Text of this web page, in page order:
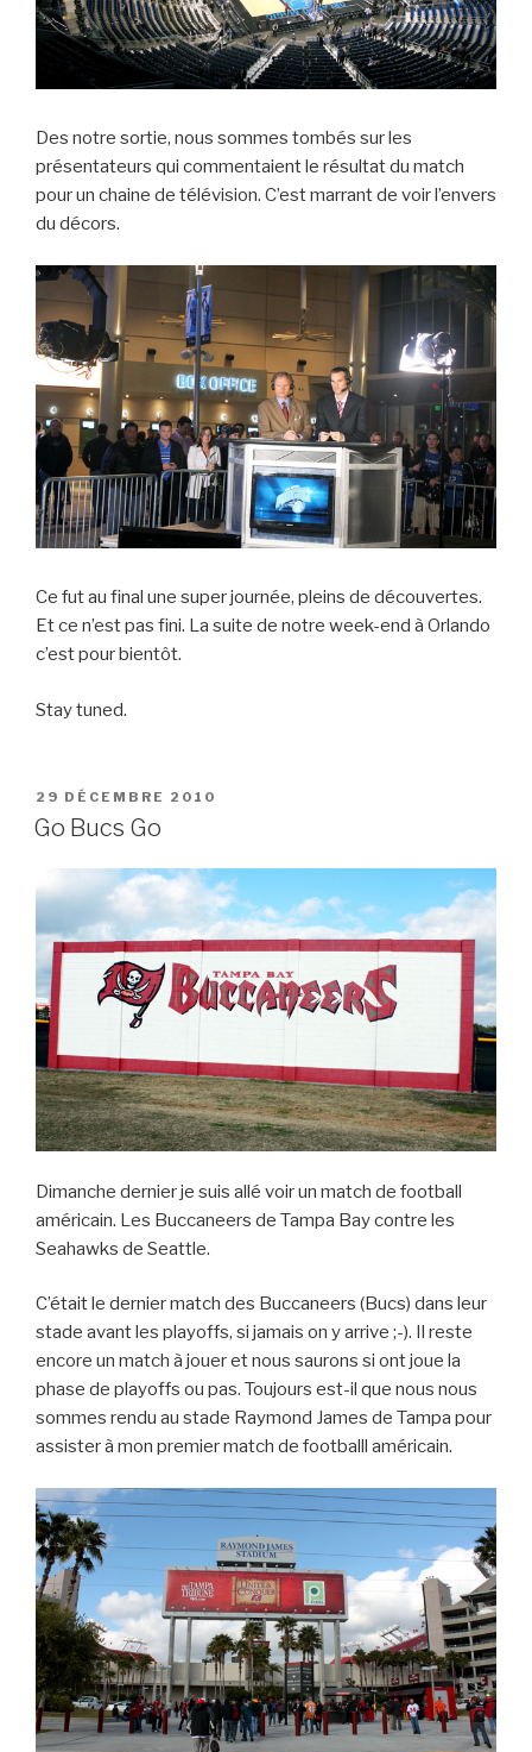
Des notre sortie, nous sommes tombés sur les
présentateurs qui commentaient le résultat du match
pour un chaine de télévision. C’est marrant de voir l’envers
du décors.
Ce fut au final une super journée, pleins de découvertes.
Et ce n’est pas fini. La suite de notre week-end à Orlando
c’est pour bientôt.
Stay tuned.
PUBLIÉ
LE
29 DÉCEMBRE 2010
Go Bucs Go
Dimanche dernier je suis allé voir un match de football
américain. Les Buccaneers de Tampa Bay contre les
Seahawks de Seattle.
C’était le dernier match des Buccaneers (Bucs) dans leur
stade avant les playoffs, si jamais on y arrive ;-). Il reste
encore un match à jouer et nous saurons si ont joue la
phase de playoffs ou pas. Toujours est-il que nous nous
sommes rendu au stade Raymond James de Tampa pour
assister à mon premier match de footballl américain.